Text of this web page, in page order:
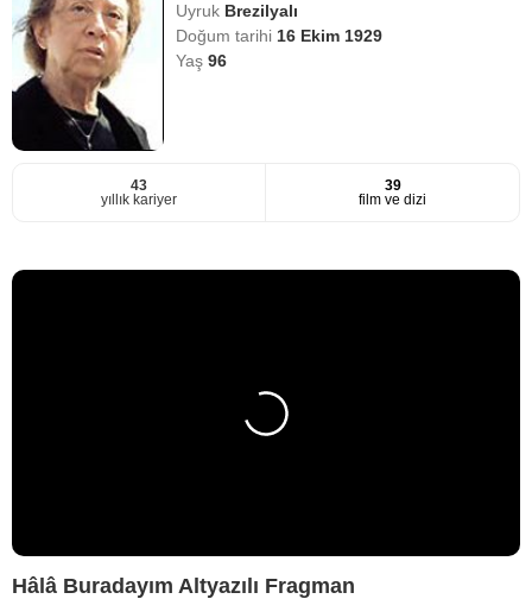
Uyruk Brezilyalı
Doğum tarihi 16 Ekim 1929
Yaş96
43
yıllık kariyer
39
film ve dizi
Hâlâ Buradayım Altyazılı Fragman